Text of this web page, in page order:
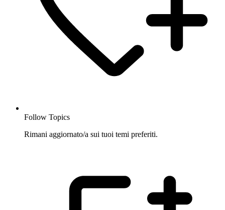
Follow Topics
Rimani aggiornato/a sui tuoi temi preferiti.